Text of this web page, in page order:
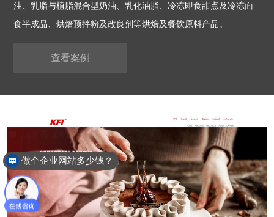
油、乳脂与植脂混合型奶油、乳化油脂、冷冻即食甜点及冷冻面
食半成品、烘焙预拌粉及改良剂等烘焙及餐饮原料产品。
查看案例
做个企业网站多少钱？